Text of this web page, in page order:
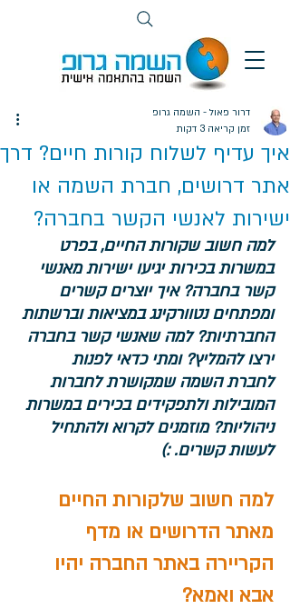
איך עדיף לשלוח קורות חיים? דרך
אתר דרושים, חברת השמה או
ישירות לאנשי הקשר בחברה?
דרור פאול - השמה גרופ
זמן קריאה 3 דקות
למה חשוב שקורות החיים, בפרט
במשרות בכירות יגיעו ישירות מאנשי
קשר בחברה? איך יוצרים קשרים
ומפתחים נטוורקינג במציאות וברשתות
החברתיות? למה שאנשי קשר בחברה
ירצו להמליץ? ומתי כדאי לפנות
לחברת השמה שמקושרת לחברות
המובילות ולתפקידים בכירים במשרות
ניהוליות? מוזמנים לקרוא ולהתחיל
לעשות קשרים. :)
למה חשוב שלקורות החיים
מאתר הדרושים או מדף
הקריירה באתר החברה יהיו
אבא ואמא?